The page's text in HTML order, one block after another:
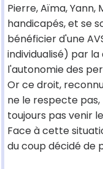
Pierre, Aïma, Yann,
handicapés, et se
bénéficier d'une
individualisé) par
l'autonomie des
Or ce droit,
ne le respecte pas,
toujours pas venir
Face à cette
du coup décidé de